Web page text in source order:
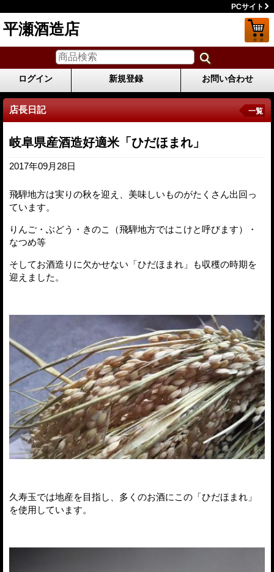
PCサイト
平瀬酒造店
ログイン 新規登録 お問い合わせ
店長日記 一覧
岐阜県産酒造好適米「ひだほまれ」
2017年09月28日
飛騨地方は実りの秋を迎え、美味しいものがたくさん出回っ
ています。
りんご・ぶどう・きのこ（飛騨地方ではこけと呼びます）・
なつめ等
そしてお酒造りに欠かせない「ひだほまれ」も収穫の時期を
迎えました。
久寿玉では地産を目指し、多くのお酒にこの「ひだほまれ」
を使用しています。